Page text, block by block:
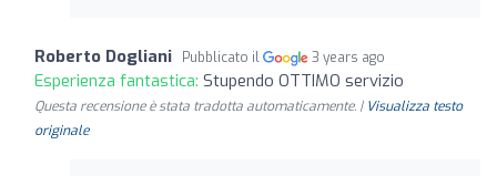
Roberto Dogliani Pubblicato il 3 years ago
Esperienza fantastica: Stupendo OTTIMO servizio
Questa recensione è stata tradotta automaticamente. | Visualizza testo
originale